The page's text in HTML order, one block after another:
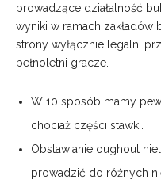
prowadzące działalność
wyniki w ramach zakładów
strony wyłącznie legalni
pełnoletni gracze.
W 10 sposób mamy
chociaż części stawki.
Obstawianie oughout
prowadzić do różnych